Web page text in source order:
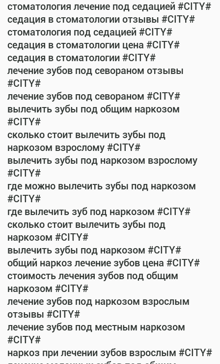
стоматология лечение под седацией #CITY#
седация в стоматологии отзывы #CITY#
стоматология под седацией #CITY#
седация в стоматологии цена #CITY#
седация в стоматологии #CITY#
лечение зубов под севораном отзывы
#CITY#
лечение зубов под севораном #CITY#
вылечить зубы под общим наркозом
#CITY#
сколько стоит вылечить зубы под
наркозом взрослому #CITY#
вылечить зубы под наркозом взрослому
#CITY#
где можно вылечить зубы под наркозом
#CITY#
где вылечить зуб под наркозом #CITY#
сколько стоит вылечить зубы под
наркозом #CITY#
вылечить зубы под наркозом #CITY#
общий наркоз лечение зубов цена #CITY#
стоимость лечения зубов под общим
наркозом #CITY#
лечение зубов под наркозом взрослым
отзывы #CITY#
лечение зубов под местным наркозом
#CITY#
наркоз при лечении зубов взрослым #CITY#